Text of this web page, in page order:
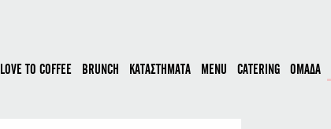
LOVE TO COFFEE BRUNCH ΚΑΤΑΣΤΗΜΑΤΑ MENU CATERING ΟΜΑΔΑ